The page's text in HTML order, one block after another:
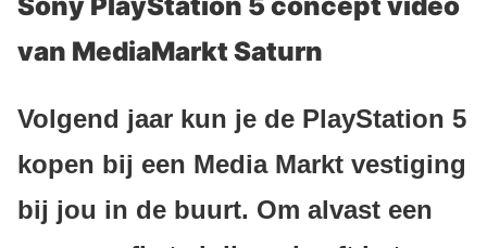
van MediaMarkt Saturn
Volgend jaar kun je de PlayStation 5
kopen bij een Media Markt vestiging
bij jou in de buurt. Om alvast een